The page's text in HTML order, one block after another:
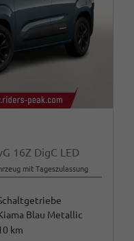
16Z DigC LED
mit Tageszulassung
Blau Metallic
km